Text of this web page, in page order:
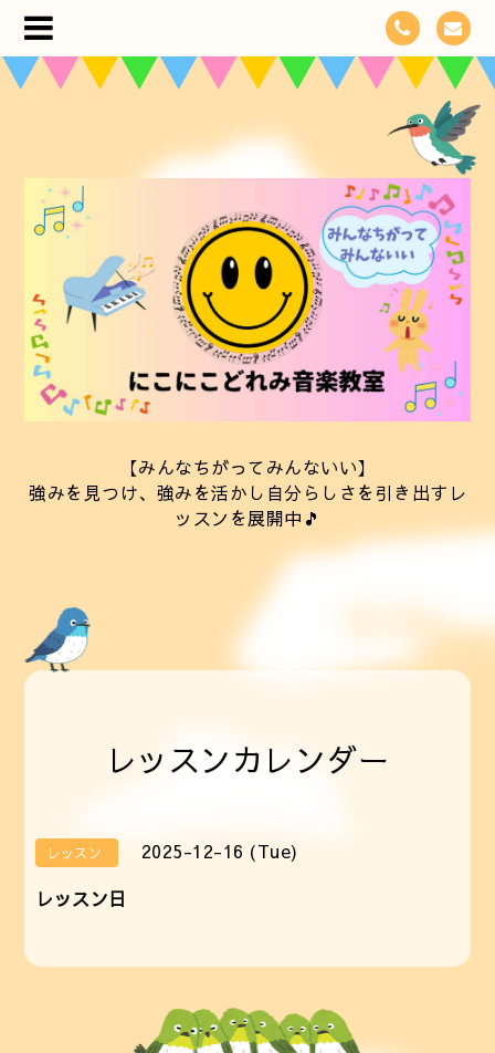
【みんなちがってみんないい】
強みを見つけ、強みを活かし自分らしさを引き出すレ
ッスンを展開中🎵
レッスンカレンダー
レッスン
2025-12-16 (Tue)
レッスン日